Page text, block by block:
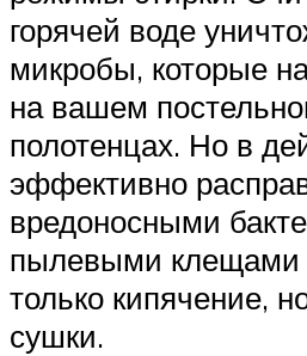
горячей воде
микробы, которые
на вашем
полотенцах. Но в
эффективно
вредоносными
пылевыми клещами
только кипячение,
сушки.